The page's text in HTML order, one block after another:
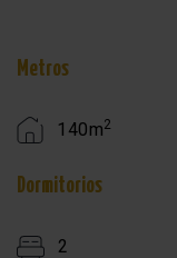
Metros
140m2
Dormitorios
2